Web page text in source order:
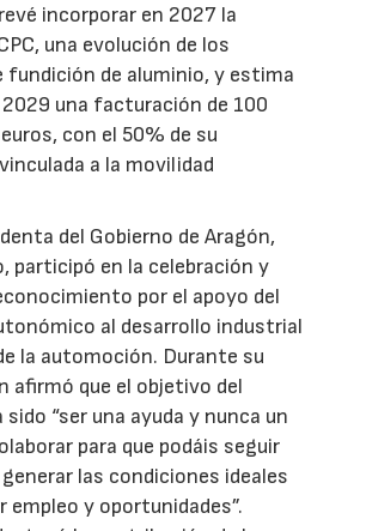
incorporar en 2027 la
una evolución de los
fundición de aluminio, y estima
una facturación de 100
con el 50% de su
a la movilidad
del Gobierno de Aragón,
participó en la celebración y
por el apoyo del
al desarrollo industrial
la automoción. Durante su
afirmó que el objetivo del
sido “ser una ayuda y nunca un
para que podáis seguir
las condiciones ideales
empleo y oportunidades”.